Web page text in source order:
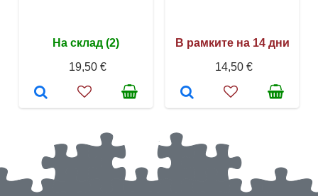
На склад (2)
19,50 €
В рамките на 14 дни
14,50 €